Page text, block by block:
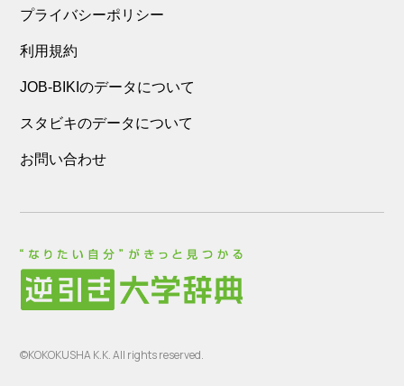
プライバシーポリシー
利用規約
JOB-BIKIのデータについて
スタビキのデータについて
お問い合わせ
©KOKOKUSHA K.K. All rights reserved.